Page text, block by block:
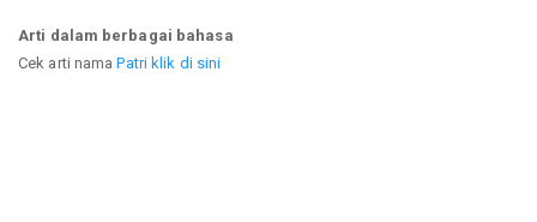
Arti dalam berbagai bahasa
Cek arti namaPatri klik di sini